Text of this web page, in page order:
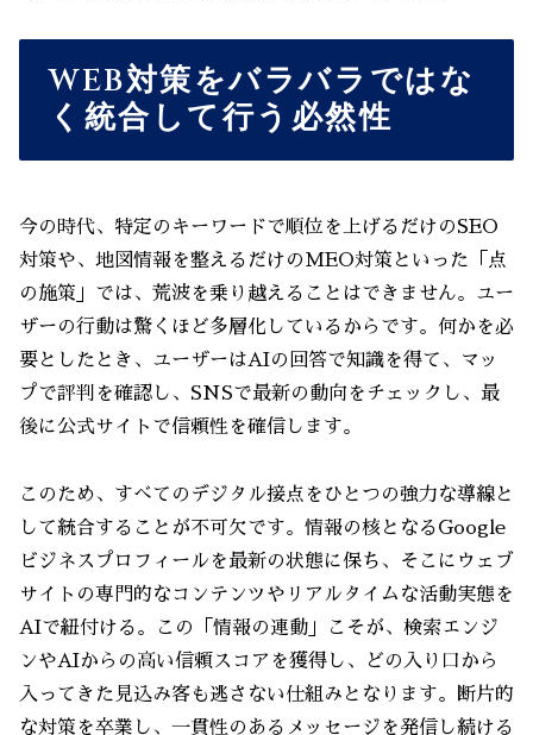
WEB対策をバラバラではな
く統合して行う必然性
今の時代、特定のキーワードで順位を上げるだけのSEO
対策や、地図情報を整えるだけのMEO対策といった「点
の施策」では、荒波を乗り越えることはできません。ユー
ザーの行動は驚くほど多層化しているからです。何かを必
要としたとき、ユーザーはAIの回答で知識を得て、マッ
プで評判を確認し、SNSで最新の動向をチェックし、最
後に公式サイトで信頼性を確信します。
このため、すべてのデジタル接点をひとつの強力な導線と
して統合することが不可欠です。情報の核となるGoogle
ビジネスプロフィールを最新の状態に保ち、そこにウェブ
サイトの専門的なコンテンツやリアルタイムな活動実態を
AIで紐付ける。この「情報の連動」こそが、検索エンジ
ンやAIからの高い信頼スコアを獲得し、どの入り口から
入ってきた見込み客も逃さない仕組みとなります。断片的
な対策を卒業し、一貫性のあるメッセージを発信し続ける